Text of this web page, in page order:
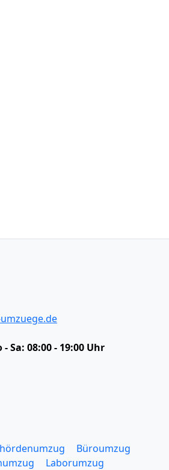
- Sa: 08:00 - 19:00 Uhr
Büroumzug
Laborumzug